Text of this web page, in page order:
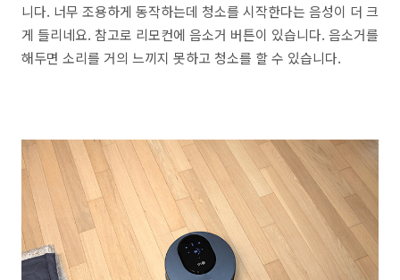
니다. 너무 조용하게 동작하는데 청소를 시작한다는 음성이 더 크
게 들리네요. 참고로 리모컨에 음소거 버튼이 있습니다. 음소거를
해두면 소리를 거의 느끼지 못하고 청소를 할 수 있습니다.